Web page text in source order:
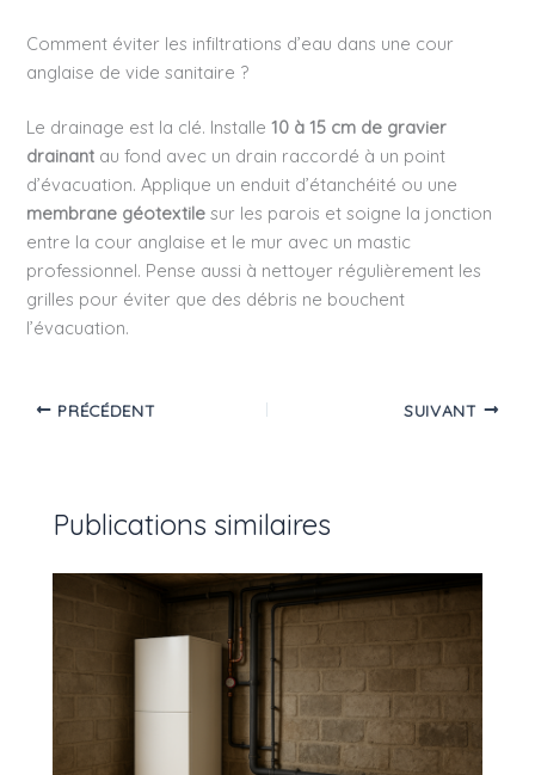
Comment éviter les infiltrations d’eau dans une cour
anglaise de vide sanitaire ?
Le drainage est la clé. Installe10 à 15 cm de gravier
drainant au fond avec un drain raccordé à un point
d’évacuation. Applique un enduit d’étanchéité ou une
membrane géotextile sur les parois et soigne la jonction
entre la cour anglaise et le mur avec un mastic
professionnel. Pense aussi à nettoyer régulièrement les
grilles pour éviter que des débris ne bouchent
l’évacuation.
PRÉCÉDENT SUIVANT
Publications similaires